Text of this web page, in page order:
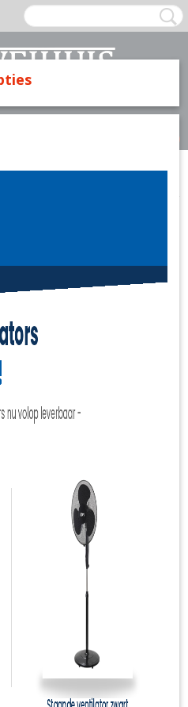
(0)
22 liter
de auto)